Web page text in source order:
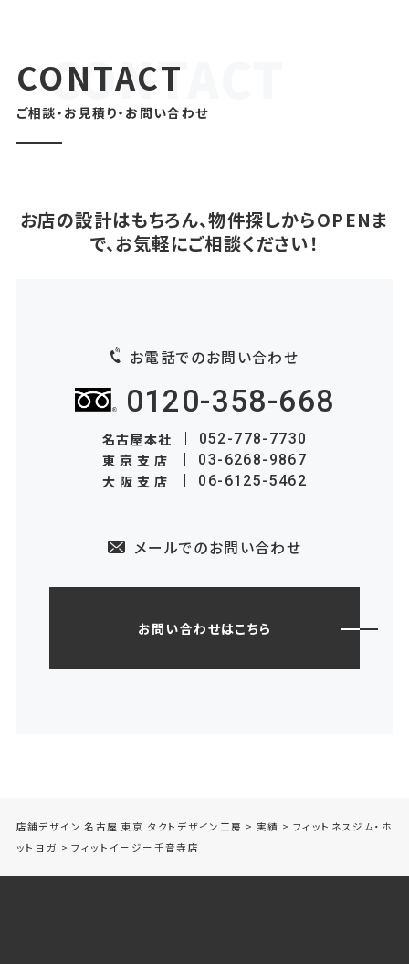
CONTACT
ご相談・お見積り・お問い合わせ
お店の設計はもちろん、物件探しからOPENま
で、お気軽にご相談ください！
お電話でのお問い合わせ
0120-358-668
名古屋本社 052-778-7730
東京支店 03-6268-9867
大阪支店 06-6125-5462
メールでのお問い合わせ
お問い合わせはこちら
店舗デザイン 名古屋 東京 タクトデザイン工房 > 実績 > フィットネスジム・ホ
ットヨガ >フィットイージー千音寺店